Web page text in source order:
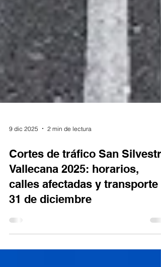
9 dic 2025 2 min de lectura
Cortes de tráfico San Silvestre
Vallecana 2025: horarios,
calles afectadas y transporte
31 de diciembre